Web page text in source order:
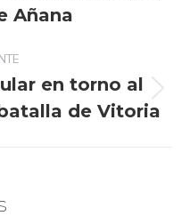
Añana
en torno al
de Vitoria